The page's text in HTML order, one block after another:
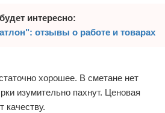
интересно:
отзывы о работе и товарах
хорошее. В сметане нет
изумительно пахнут. Ценовая
качеству.